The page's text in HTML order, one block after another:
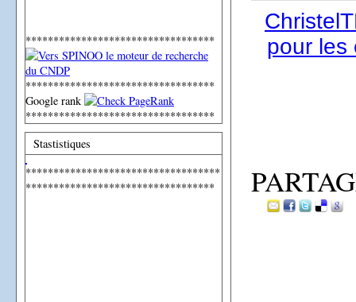
**********************************
**********************************
Google rank
**********************************
Stastistiques
***********************************
**********************************
pour les